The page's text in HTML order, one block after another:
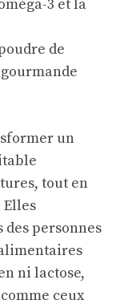
3 et la
de
un
tout en
Elles
personnes
ni lactose,
ceux